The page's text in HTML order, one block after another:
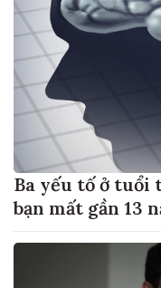
Ba yếu tố ở
bạn mất gần 13